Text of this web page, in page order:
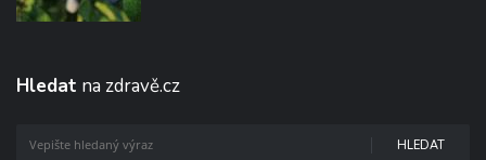
Hledat na zdravě.cz
HLEDAT